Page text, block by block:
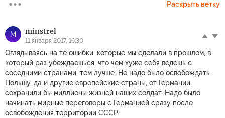
Раскрыть ветку
M minstrel
11 января 2017, 16:30
Оглядываясь на те ошибки, которые мы сделали в прошлом, в
который раз убеждаешься, что чем хуже себя ведешь с
соседними странами, тем лучше. Не надо было освобождать
Польшу, да и другие европейские страны, от Германии,
сохранили бы миллионы жизней наших солдат. Надо было
начинать мирные переговоры с Германией сразу после
освобождения территории СССР.